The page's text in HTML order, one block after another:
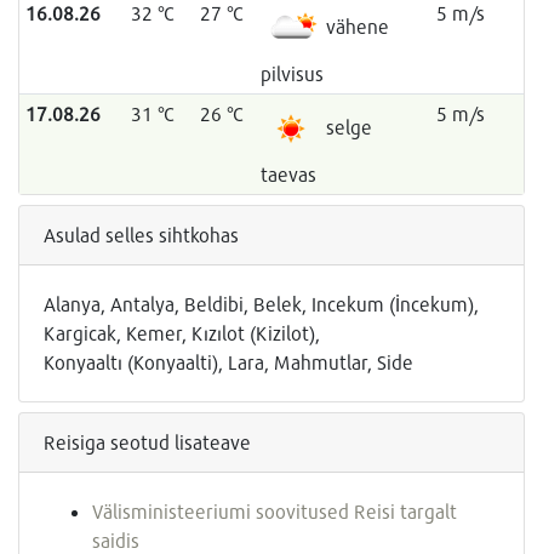
16.08.26 32 °C 27 °C
vähene
pilvisus
5 m/s
17.08.26 31 °C 26 °C
selge
taevas
5 m/s
Asulad selles sihtkohas
Alanya, Antalya, Beldibi, Belek, Incekum (İncekum),
Kargicak, Kemer, Kızılot (Kizilot),
Konyaaltı (Konyaalti), Lara, Mahmutlar, Side
Reisiga seotud lisateave
Välisministeeriumi soovitused Reisi targalt
saidis